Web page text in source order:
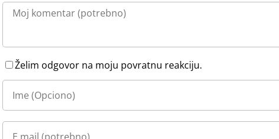
Želim odgovor na moju povratnu reakciju.